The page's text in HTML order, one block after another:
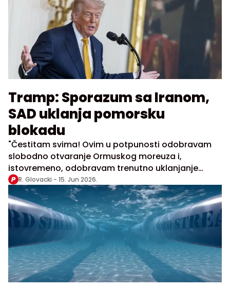
Tramp: Sporazum sa Iranom,
SAD uklanja pomorsku
blokadu
"Čestitam svima! Ovim u potpunosti odobravam
slobodno otvaranje Ormuskog moreuza i,
istovremeno, odobravam trenutno uklanjanje
pomorske blokade Sjedinjenih Država. Brodovi
sveta, pokrenite motore. Neka nafta teče", rekao je
Tramp
R. Glovacki - 15. Jun 2026.